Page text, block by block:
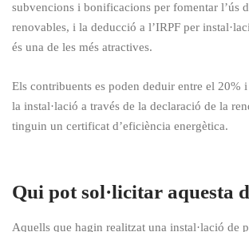
subvencions i bonificacions per fomentar l’ús
renovables, i la deducció a l’IRPF per
és una de les més atractives.
Els contribuents es poden deduir entre el 20%
la instal·lació a través de la declaració de la
tinguin un certificat d’eficiència energètica.
Qui pot sol·licitar aquesta
Aquells que hagin realitzat una instal·lació de